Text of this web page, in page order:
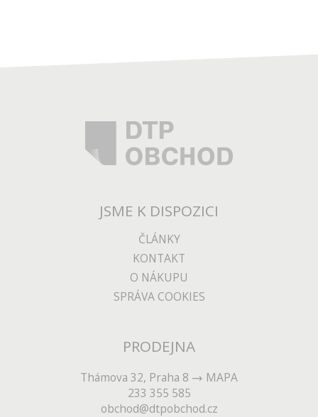
JSME K DISPOZICI
ČLÁNKY
KONTAKT
O NÁKUPU
SPRÁVA COOKIES
PRODEJNA
Thámova 32, Praha 8
MAPA
233 355 585
obchod@dtpobchod.cz